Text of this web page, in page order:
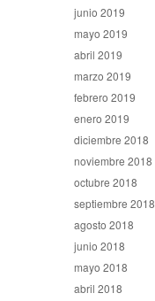
junio 2019
mayo 2019
abril 2019
marzo 2019
febrero 2019
enero 2019
diciembre 2018
noviembre 2018
octubre 2018
septiembre 2018
agosto 2018
junio 2018
mayo 2018
abril 2018